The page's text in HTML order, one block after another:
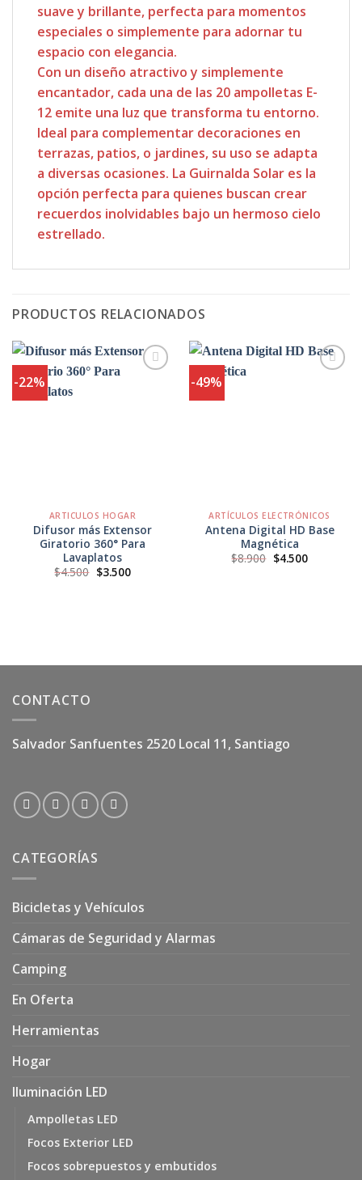
suave y brillante, perfecta para momentos
especiales o simplemente para adornar tu
espacio con elegancia.
Con un diseño atractivo y simplemente
encantador, cada una de las 20 ampolletas E-
12 emite una luz que transforma tu entorno.
Ideal para complementar decoraciones en
terrazas, patios, o jardines, su uso se adapta
a diversas ocasiones. La Guirnalda Solar es la
opción perfecta para quienes buscan crear
recuerdos inolvidables bajo un hermoso cielo
estrellado.
PRODUCTOS RELACIONADOS
-22%
ARTICULOS HOGAR
Difusor más Extensor
Giratorio 360° Para
Lavaplatos
$4.500 El
precio
$3.500El
precio
-49%
ARTÍCULOS ELECTRÓNICOS
Antena Digital HD Base
Magnética
$8.900 El
precio
$4.500El
precio
CONTACTO
Salvador Sanfuentes 2520 Local 11, Santiago
CATEGORÍAS
Bicicletas y Vehículos
Cámaras de Seguridad y Alarmas
Camping
En Oferta
Herramientas
Hogar
Iluminación LED
Ampolletas LED
Focos Exterior LED
Focos sobrepuestos y embutidos